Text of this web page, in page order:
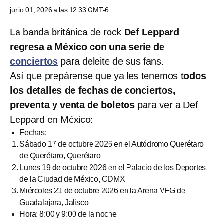
junio 01, 2026 a las 12:33 GMT-6
La banda británica de rock Def Leppard
regresa a México con una serie de
conciertos para deleite de sus fans.
Así que prepárense que ya les tenemos todos
los detalles de fechas de conciertos,
preventa y venta de boletos para ver a Def
Leppard en México:
Fechas:
Sábado 17 de octubre 2026 en el Autódromo Querétaro
de Querétaro, Querétaro
Lunes 19 de octubre 2026 en el Palacio de los Deportes
de la Ciudad de México, CDMX
Miércoles 21 de octubre 2026 en la Arena VFG de
Guadalajara, Jalisco
Hora: 8:00 y 9:00 de la noche